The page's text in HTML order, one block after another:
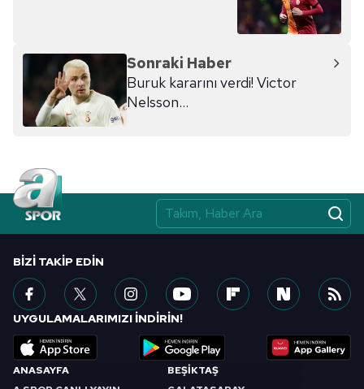
Sonraki Haber
Buruk kararını verdi! Victor
Nelsson...
ANASAYFA
BEŞİKTAŞ
BIZI TAKIP EDIN
UYGULAMALARIMIZI İNDİRİN!